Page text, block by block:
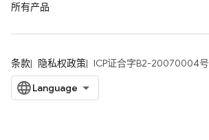
所有产品
条款 隐私权政策 ICP证合字B2-20070004号